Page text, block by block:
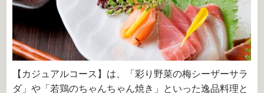
【カジュアルコース】は、「彩り野菜の梅シーザーサラ
ダ」や「若鶏のちゃんちゃん焼き」といった逸品料理と